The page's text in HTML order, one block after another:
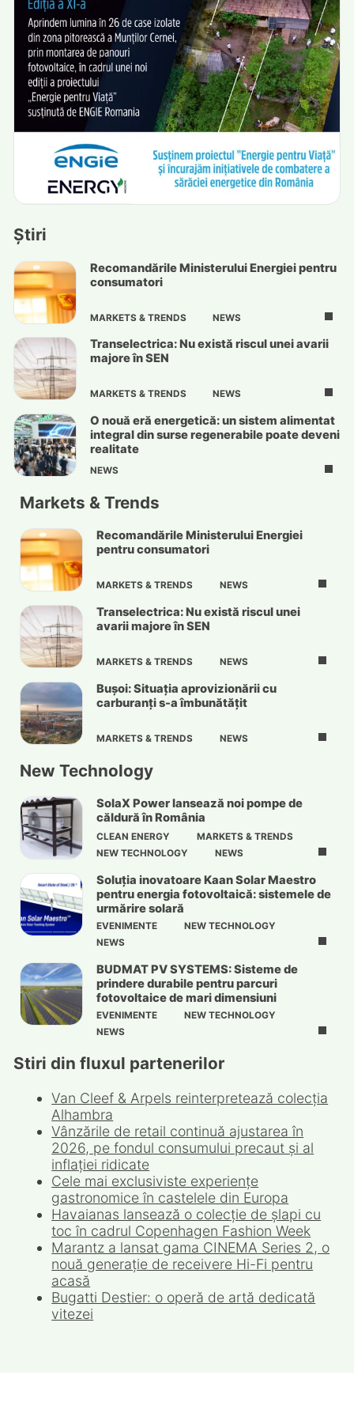
Știri
Recomandările Ministerului Energiei pentru
consumatori
MARKETS & TRENDS NEWS
Transelectrica: Nu există riscul unei avarii
majore în SEN
MARKETS & TRENDS NEWS
O nouă eră energetică: un sistem alimentat
integral din surse regenerabile poate deveni
realitate
NEWS
Markets & Trends
Recomandările Ministerului Energiei
pentru consumatori
MARKETS & TRENDS NEWS
Transelectrica: Nu există riscul unei
avarii majore în SEN
MARKETS & TRENDS NEWS
Bușoi: Situația aprovizionării cu
carburanți s-a îmbunătățit
MARKETS & TRENDS NEWS
New Technology
SolaX Power lansează noi pompe de
căldură în România
CLEAN ENERGY
MARKETS & TRENDS
NEW TECHNOLOGY
NEWS
Soluția inovatoare Kaan Solar Maestro
pentru energia fotovoltaică: sistemele de
urmărire solară
EVENIMENTE
NEW TECHNOLOGY
NEWS
BUDMAT PV SYSTEMS: Sisteme de
prindere durabile pentru parcuri
fotovoltaice de mari dimensiuni
EVENIMENTE
NEW TECHNOLOGY
NEWS
Stiri din fluxul partenerilor
Van Cleef & Arpels reinterpretează colecția
Alhambra
Vânzările de retail continuă ajustarea în
2026, pe fondul consumului precaut și al
inflației ridicate
Cele mai exclusiviste experiențe
gastronomice în castelele din Europa
Havaianas lansează o colecție de șlapi cu
toc în cadrul Copenhagen Fashion Week
Marantz a lansat gama CINEMA Series 2, o
nouă generație de receivere Hi-Fi pentru
acasă
Bugatti Destier: o operă de artă dedicată
vitezei